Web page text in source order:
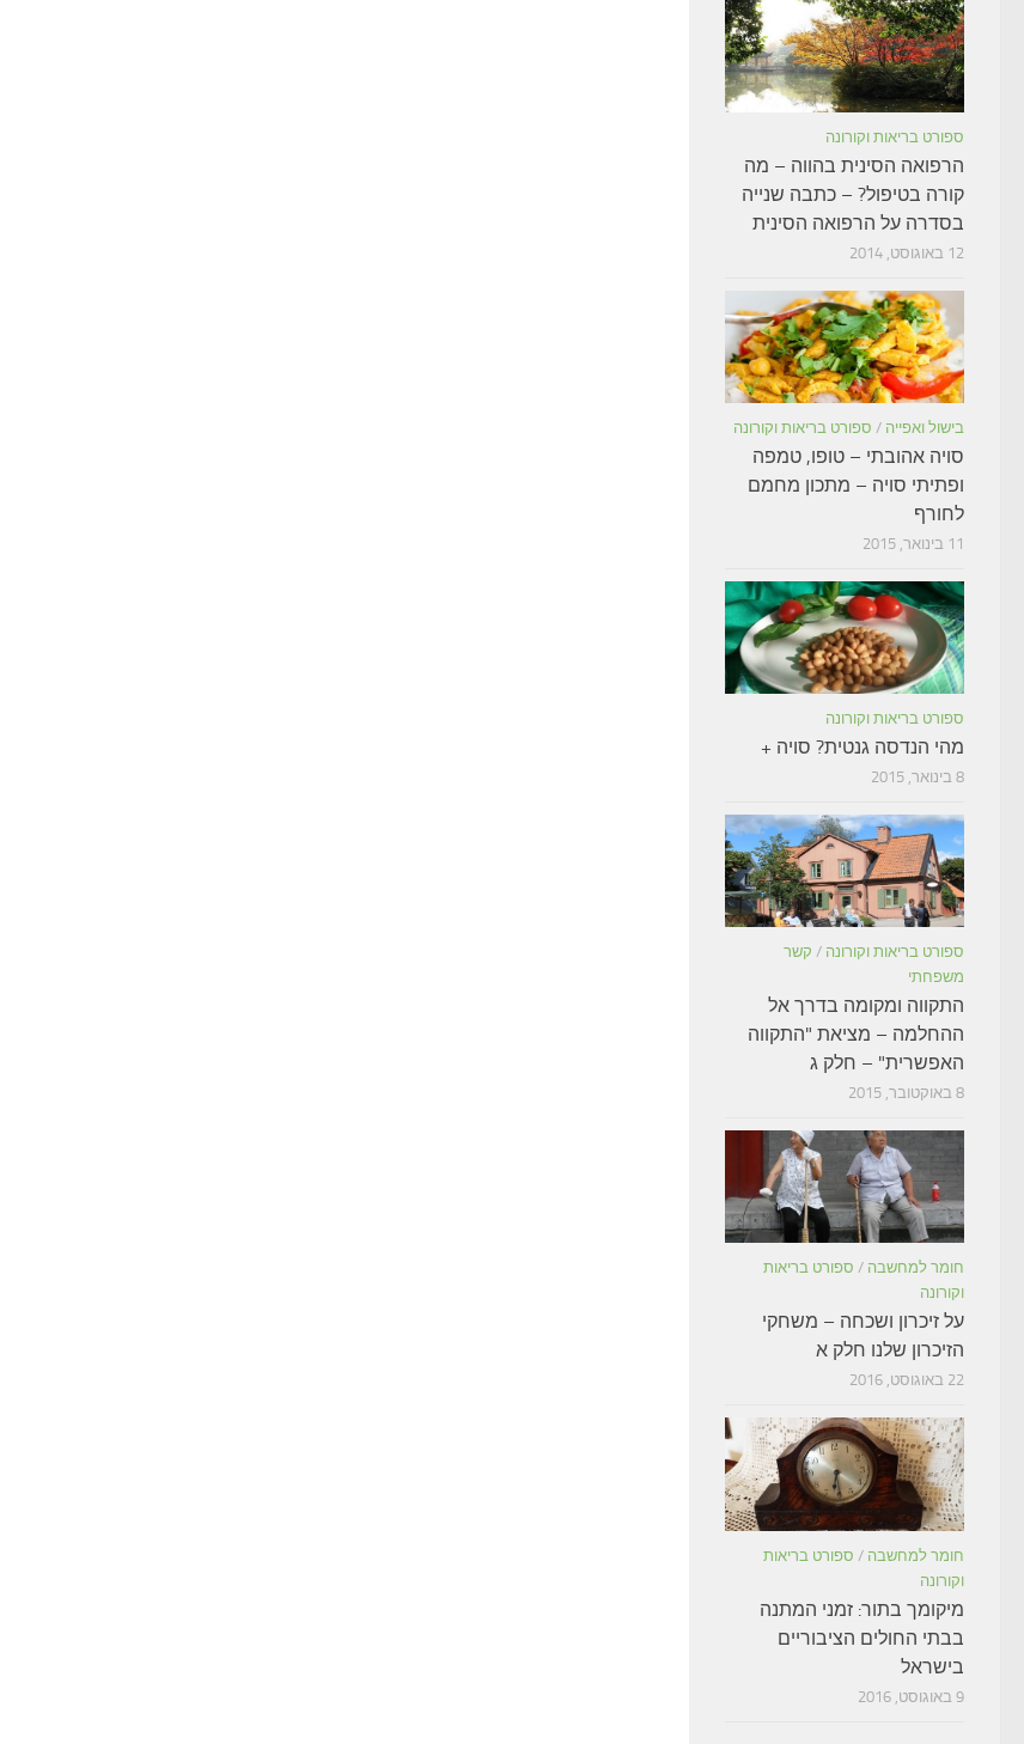
ספורט בריאות וקורונה
הרפואה הסינית בהווה – מה
קורה בטיפול? – כתבה שנייה
בסדרה על הרפואה הסינית
12 באוגוסט, 2014
בישול ואפייה / ספורט בריאות וקורונה
סויה אהובתי – טופו, טמפה
ופתיתי סויה – מתכון מחמם
לחורף
11 בינואר, 2015
ספורט בריאות וקורונה
מהי הנדסה גנטית? סויה +
8 בינואר, 2015
ספורט בריאות וקורונה / קשר
משפחתי
התקווה ומקומה בדרך אל
ההחלמה – מציאת "התקווה
האפשרית" – חלק ג
8 באוקטובר, 2015
חומר למחשבה / ספורט בריאות
וקורונה
על זיכרון ושכחה – משחקי
הזיכרון שלנו חלק א
22 באוגוסט, 2016
חומר למחשבה / ספורט בריאות
וקורונה
מיקומך בתור: זמני המתנה
בבתי החולים הציבוריים
בישראל
9 באוגוסט, 2016